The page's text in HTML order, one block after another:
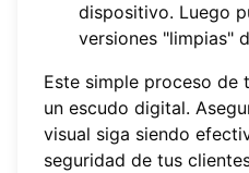
dispositivo. Luego
versiones "limpias"
Este simple proceso de
un escudo digital.
visual siga siendo
seguridad de tus